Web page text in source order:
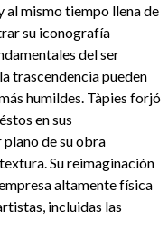
al mismo tiempo llena de
su iconografía
del ser
trascendencia pueden
humildes. Tàpies forjó
en sus
de su obra
Su reimaginación
altamente física
incluidas las